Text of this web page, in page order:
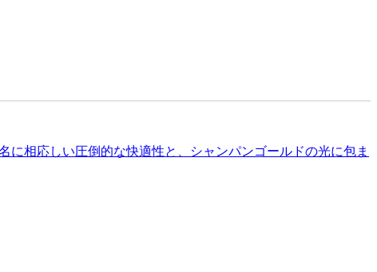
相応しい圧倒的な快適性と、シャンパンゴールドの光に包ま